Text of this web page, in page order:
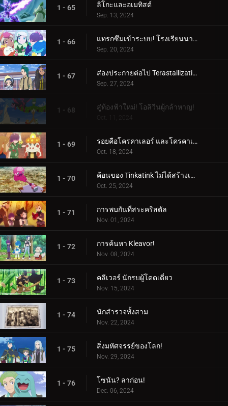
1 - 65 ลิโกะและอเมทิสต์
Sep. 13, 2024
1 - 66 แทรกซึมเข้าระบบ! โรงเรียนนารันจาอยู่ในอันตราย!
Sep. 20, 2024
1 - 67 ส่องประกายต่อไป Terastallization! ลิโก้ ปะทะ รอย!
Sep. 27, 2024
1 - 68 สู่ท้องฟ้าใหม่! โอลิวีนผู้กล้าหาญ!
Oct. 11, 2024
1 - 69 รอยคือโครคาเลอร์ และโครคาเลอร์ก็คือรอย!
Oct. 18, 2024
1 - 70 ค้อนของ Tinkatink ไม่ได้สร้างเสร็จภายในวันเดียว
Oct. 25, 2024
1 - 71 การพบกันที่สระคริสตัล
Nov. 01, 2024
1 - 72 การค้นหา Kleavor!
Nov. 08, 2024
1 - 73 คลีเวอร์ นักรบผู้โดดเดี่ยว
Nov. 15, 2024
1 - 74 นักสำรวจทั้งสาม
Nov. 22, 2024
1 - 75 สิ่งมหัศจรรย์ของโลก!
Nov. 29, 2024
1 - 76 โซนัน? ลาก่อน!
Dec. 06, 2024